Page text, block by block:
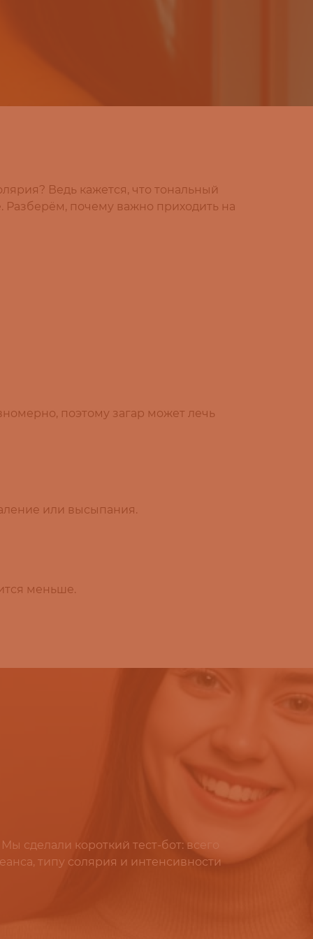
Ведь кажется, что тональный
почему важно приходить на
поэтому загар может лечь
или высыпания.
меньше.
сделали короткий тест-бот: всего
типу солярия и интенсивности